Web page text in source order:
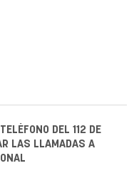
DEL 112 DE
LAS LLAMADAS A